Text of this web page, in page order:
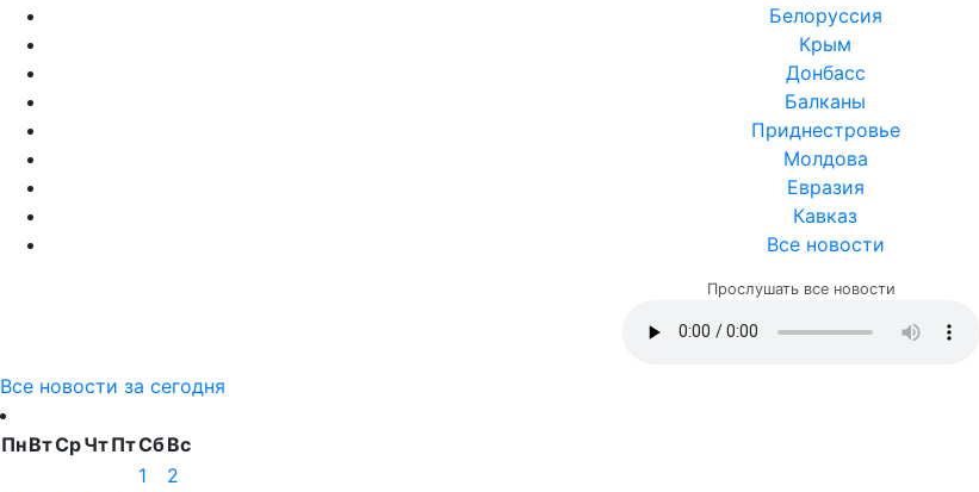
Белоруссия
Крым
Донбасс
Балканы
Приднестровье
Молдова
Евразия
Кавказ
Все новости
Прослушать все новости
Все новости за сегодня
ПнВтСрЧтПтСбВс
1
2